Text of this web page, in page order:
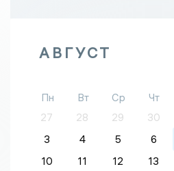
АВГУСТ
Пн Вт Ср Чт
27
28 29 30
3
4 5 6
10
11 12 13